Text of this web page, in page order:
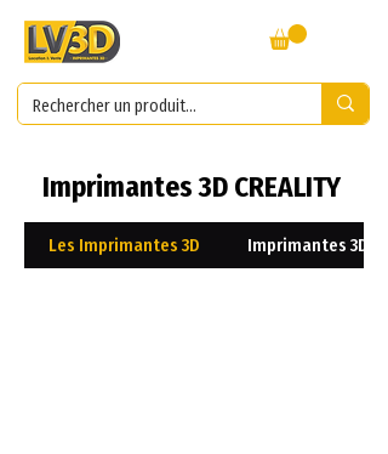
Imprimantes 3D CREALITY
Les Imprimantes 3D Imprimantes 3D